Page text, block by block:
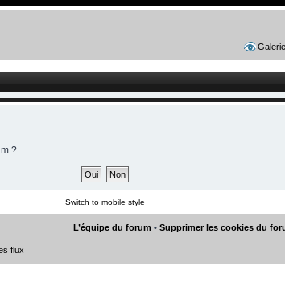
Galerie
?
Switch to mobile style
L’équipe du forum • Supprimer les cookies du
flux